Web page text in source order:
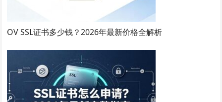
OV SSL证书多少钱？2026年最新价格全解析